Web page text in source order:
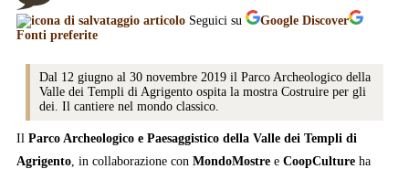
Seguici su Google Discover
Fonti preferite
Dal 12 giugno al 30 novembre 2019 il Parco Archeologico della
Valle dei Templi di Agrigento ospita la mostra Costruire per gli
dei. Il cantiere nel mondo classico.
Il Parco Archeologico e Paesaggistico della Valle dei Templi di
Agrigento, in collaborazione con MondoMostree CoopCultureha